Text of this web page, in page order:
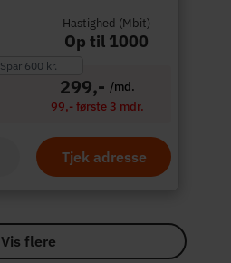
Hastighed (Mbit)
Op til 1000
Spar 600 kr.
299,- /md.
99,- første 3 mdr.
Tjek adresse
Vis flere